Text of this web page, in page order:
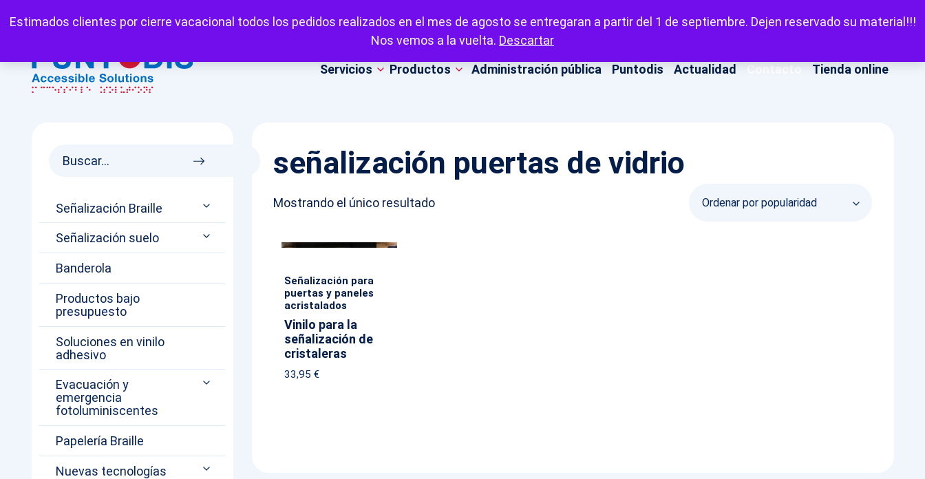
Estimados clientes por cierre vacacional todos los pedidos realizados en el mes de agosto se entregaran a partir del 1 de septiembre. Dejen reservado su material!!!
Nos vemos a la vuelta. Descartar
Mi cuenta Carrito Favoritos Escuchar
Servicios Productos Administración pública Puntodis Actualidad Contacto Tienda online
Señalización Braille
Señalización suelo
Banderola
Productos bajo
presupuesto
Soluciones en vinilo
adhesivo
Evacuación y
emergencia
fotoluminiscentes
Papelería Braille
Nuevas tecnologías
señalización puertas de vidrio
Mostrando el único resultado
Señalización para
puertas y paneles
acristalados
Vinilo para la
señalización de
cristaleras
33,95 €